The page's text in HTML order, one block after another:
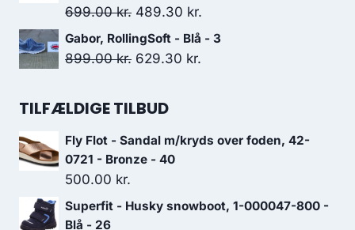
var:
649.00 kr.. 454.30 kr..
699.00kr. Den
oprindelige
pris
489.30 kr.
aktuelle
Gabor, RollingSoft - Blå - 3
899.00kr. Den
pris
899.00 kr..
629.30 kr.
629.30 kr..
TILFÆLDIGE TILBUD
Fly Flot - Sandal m/kryds over foden, 42-
0721 - Bronze - 40
500.00 kr.
Superfit - Husky snowboot, 1-000047-800 -
Blå - 26